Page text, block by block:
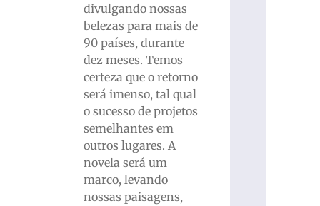
divulgando nossas
belezas para mais de
90 países, durante
dez meses. Temos
certeza que o retorno
será imenso, tal qual
o sucesso de projetos
semelhantes em
outros lugares. A
novela será um
marco, levando
nossas paisagens,